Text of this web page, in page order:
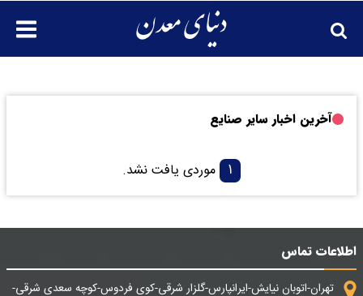
آخرین اخبار سایر صنایع
۱ موردی یافت نشد.
اطلاعات تماس
تهران-اتوبان نیایش-ایرانپارس-گلزار شرقی-کوی فردوس-کوچه سعدی شرقی-